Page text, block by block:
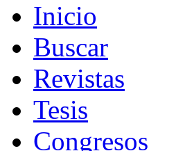
Inicio
Buscar
Revistas
Tesis
Congresos